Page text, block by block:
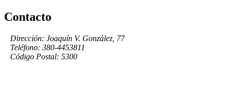
Contacto
Dirección: Joaquín V. González, 77
Teléfono: 380-4453811
Código Postal: 5300